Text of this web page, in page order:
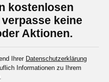
kostenlosen
keine
Aktionen.
Ihrer Datenschutzerklärung
Informationen zu Ihrem